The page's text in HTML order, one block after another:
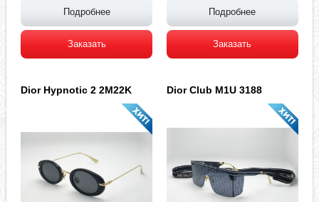
Подробнее
Заказать
Подробнее
Заказать
Dior Hypnotic 2 2M22K Dior Club M1U 3188